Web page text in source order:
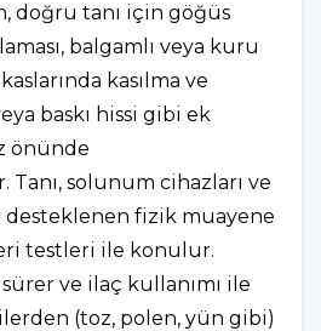
doğru tanı için göğüs
balgamlı veya kuru
kasılma ve
baskı hissi gibi ek
önünde
solunum cihazları ve
fizik muayene
testleri ile konulur.
ve ilaç kullanımı ile
(toz, polen, yün gibi)